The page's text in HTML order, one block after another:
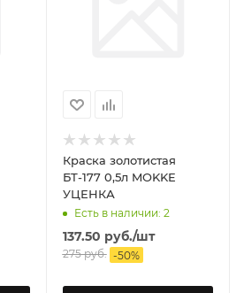
Краска золотистая
БТ-177 0,5л MOKKE
УЦЕНКА
Есть в наличии: 2
137.50 руб./шт
275руб. -50%